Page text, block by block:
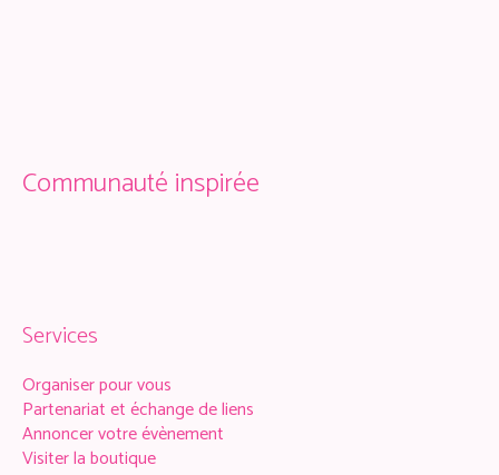
Communauté inspirée
Services
Organiser pour vous
Partenariat et échange de liens
Annoncer votre évènement
Visiter la boutique